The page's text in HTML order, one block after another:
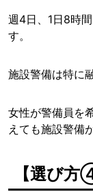
週4日、1日8時
す。
施設警備は特に
女性が警備員を
えても施設警備
【選び